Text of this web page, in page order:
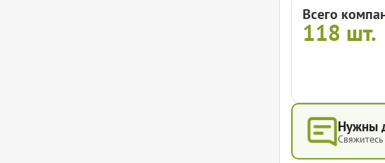
Всего
118 шт.
Нужны